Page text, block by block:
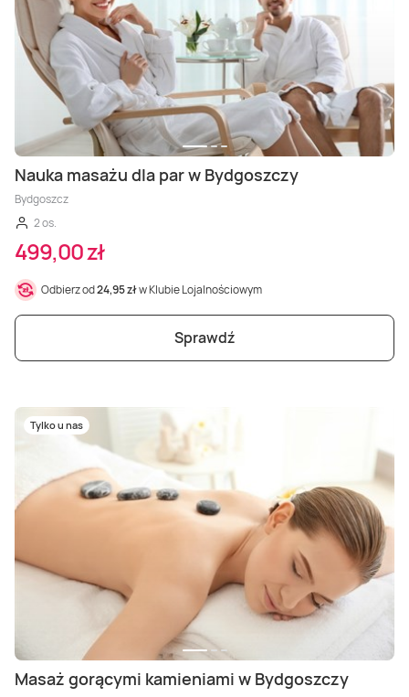
Nauka masażu dla par w Bydgoszczy
Bydgoszcz
2 os.
499,00 zł
Odbierz od24,95 złw Klubie Lojalnościowym
Sprawdź
Tylko u nas
Masaż gorącymi kamieniami w Bydgoszczy